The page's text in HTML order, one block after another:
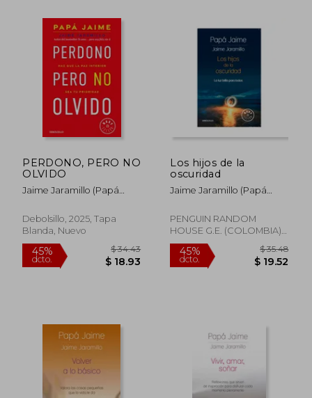
45%
dcto. dcto.
PERDONO, PERO NO
OLVIDO
Jaime Jaramillo (Papá
Debolsillo, 2025, Tapa
Blanda, Nuevo
Los hijos de la
oscuridad
Jaime Jaramillo (Papá
PENGUIN RANDOM
HOUSE G.E. (COLOMBIA),
2023, Tapa Blanda, Nuevo